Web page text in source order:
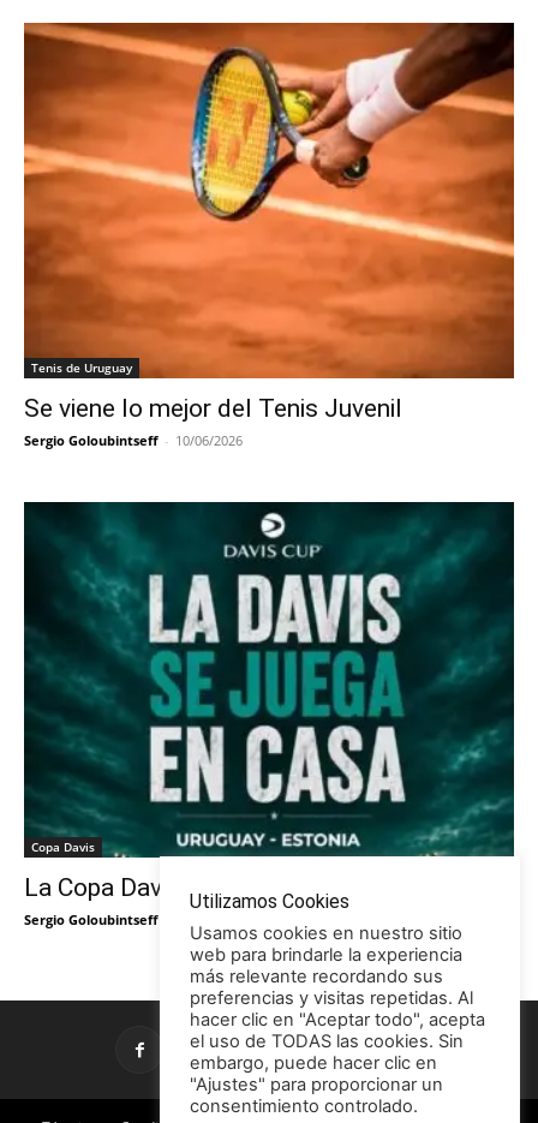
Tenis de Uruguay
Se viene lo mejor del Tenis Juvenil
Sergio Goloubintseff - 10/06/2026
Copa Davis
La Copa Davis vuelve al Círculo
Sergio Goloubintseff
Utilizamos Cookies
Usamos cookies en nuestro sitio
web para brindarle la experiencia
más relevante recordando sus
preferencias y visitas repetidas. Al
hacer clic en "Aceptar todo", acepta
el uso de TODAS las cookies. Sin
embargo, puede hacer clic en
"Ajustes" para proporcionar un
consentimiento controlado.